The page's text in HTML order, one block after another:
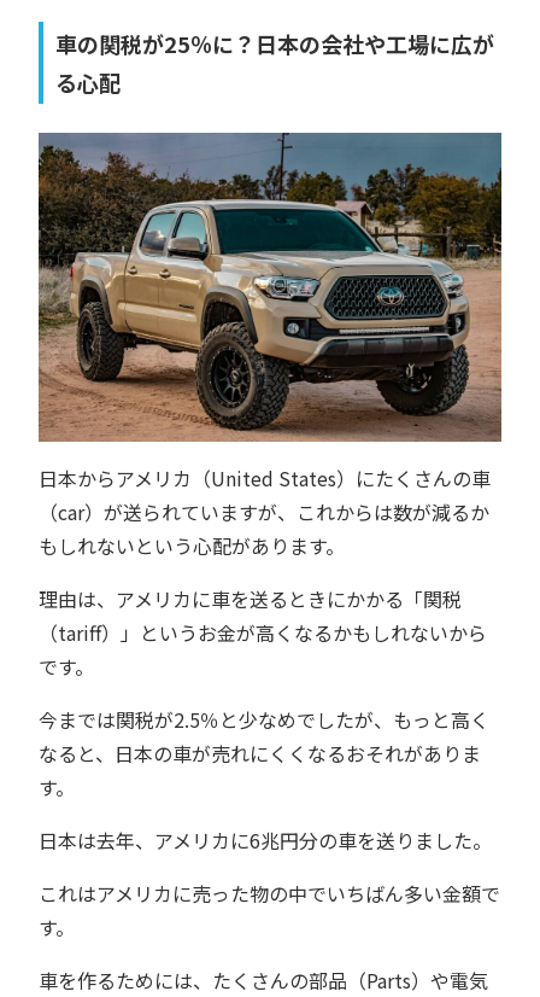
車の関税が25％に？日本の会社や工場に広が
る心配
日本からアメリカ（United States）にたくさんの車
（car）が送られていますが、これからは数が減るか
もしれないという心配があります。
理由は、アメリカに車を送るときにかかる「関税
（tariff）」というお金が高くなるかもしれないから
です。
今までは関税が2.5％と少なめでしたが、もっと高く
なると、日本の車が売れにくくなるおそれがありま
す。
日本は去年、アメリカに6兆円分の車を送りました。
これはアメリカに売った物の中でいちばん多い金額で
す。
車を作るためには、たくさんの部品（Parts）や電気